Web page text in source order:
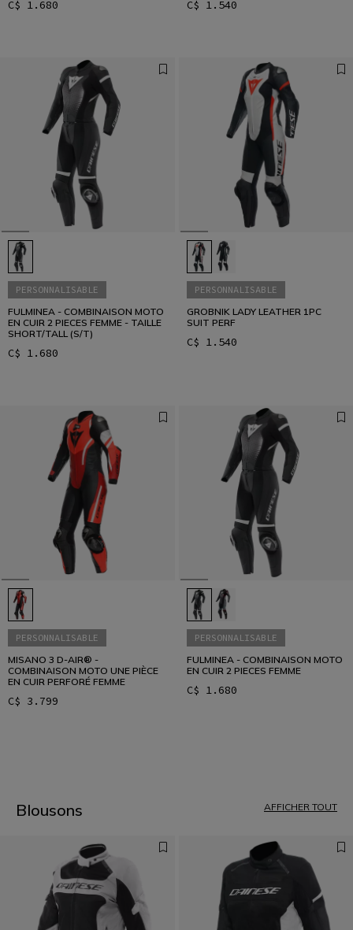
C$ 1.680 C$ 1.540
PERSONNALISABLE
FULMINEA - COMBINAISON MOTO
EN CUIR 2 PIECES FEMME - TAILLE
SHORT/TALL (S/T)
C$ 1.680
PERSONNALISABLE
GROBNIK LADY LEATHER 1PC
SUIT PERF
C$ 1.540
PERSONNALISABLE
MISANO 3 D-AIR® -
COMBINAISON MOTO UNE PIÈCE
EN CUIR PERFORÉ FEMME
C$ 3.799
PERSONNALISABLE
FULMINEA - COMBINAISON MOTO
EN CUIR 2 PIECES FEMME
C$ 1.680
Blousons AFFICHER TOUT